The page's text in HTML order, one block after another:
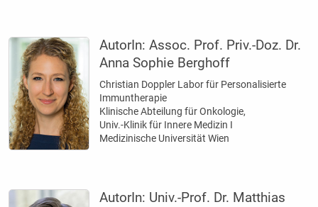
AutorIn:Assoc. Prof. Priv.-Doz. Dr.
Anna Sophie Berghoff
Christian Doppler Labor für Personalisierte
Immuntherapie
Klinische Abteilung für Onkologie,
Univ.-Klinik für Innere Medizin I
Medizinische Universität Wien
AutorIn: Univ.-Prof. Dr. Matthias